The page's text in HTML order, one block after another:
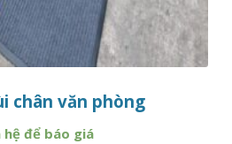
chân văn phòng
hệ để báo giá